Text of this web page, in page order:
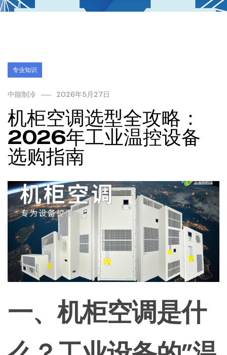
专业知识
中能制冷 2026年5月27日
机柜空调选型全攻略：
2026年工业温控设备
选购指南
一、机柜空调是什